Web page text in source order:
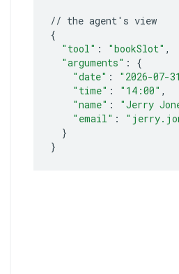
// the agent ' s
{
"tool" : "bookSlot"
"arguments" :
{
"date" : "2026-07-
"time" : "14:00"
"name" : "Jerry
"email" :
}
}